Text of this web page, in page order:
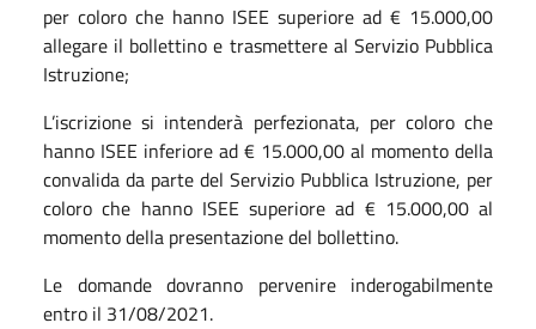
per coloro che hanno ISEE superiore ad € 15.000,00
allegare il bollettino e trasmettere al Servizio Pubblica
Istruzione;
L’iscrizione si intenderà perfezionata, per coloro che
hanno ISEE inferiore ad € 15.000,00 al momento della
convalida da parte del Servizio Pubblica Istruzione, per
coloro che hanno ISEE superiore ad € 15.000,00 al
momento della presentazione del bollettino.
Le domande dovranno pervenire inderogabilmente
entro il 31/08/2021.